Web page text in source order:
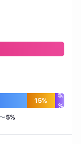
15%
5
%
5%